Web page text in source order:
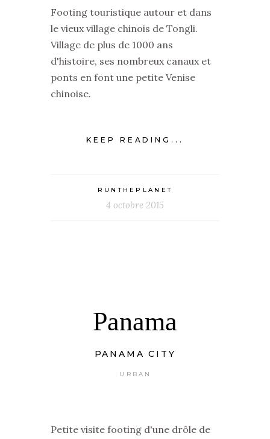
Footing touristique autour et dans
le vieux village chinois de Tongli.
Village de plus de 1000 ans
d'histoire, ses nombreux canaux et
ponts en font une petite Venise
chinoise.
KEEP READING...
RUNTHEPLANET
4 octobre 2015
Panama
PANAMA CITY
URBAN
Petite visite footing d'une drôle de